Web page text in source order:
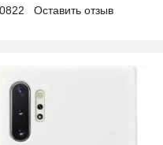
Оставить отзыв